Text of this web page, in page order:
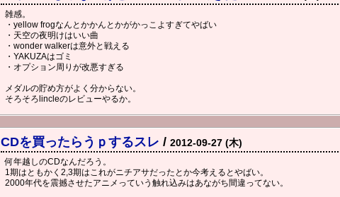
雑感。
・yellow frogなんとかかんとかがかっこよすぎてやばい
・天空の夜明けはいい曲
・wonder walkerは意外と戦える
・YAKUZAはゴミ
・オプション周りが改悪すぎる
メダルの貯め方がよく分からない。
そろそろlincleのレビューやるか。
CDを買ったらうｐするスレ / 2012-09-27 (木)
何年越しのCDなんだろう。
1期はともかく2,3期はこれがニチアサだったとか今考えるとやばい。
2000年代を震撼させたアニメっていう触れ込みはあながち間違ってない。